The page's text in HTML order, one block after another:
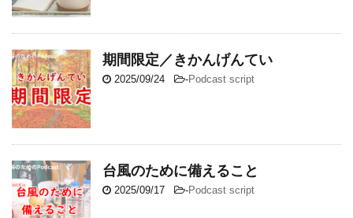
期間限定／きかんげんてい
2025/09/24 -Podcast script
台風のために備えること
2025/09/17 -Podcast script